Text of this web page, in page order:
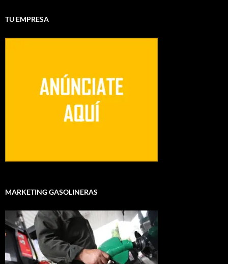
TU EMPRESA
MARKETING GASOLINERAS